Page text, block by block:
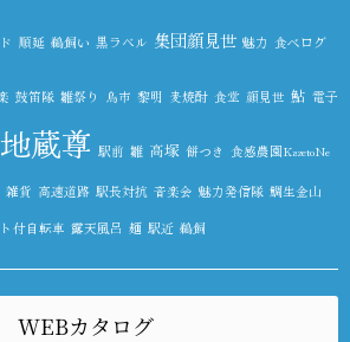
順延 鵜飼い 黒ラベル 集団顔見世 魅力 食べログ
鼓笛隊 雛祭り 鳥市 黎明 麦焼酎 食堂 顔見世 鮎 電子
蔵尊 駅前 雛 高塚 餅つき 食感農園KazetoNe
雑貨 高速道路 駅長対抗 音楽会 魅力発信隊 鯛生金山
付自転車 露天風呂 麺 駅近 鵜飼
WEBカタログ